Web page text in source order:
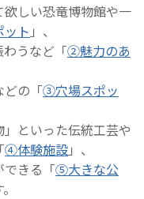
しい恐竜博物館や一
ト 」、
うなど「②魅力のあ
どの「③穴場スポッ
といった伝統工芸や
④体験施設」、
できる「⑤大きな公